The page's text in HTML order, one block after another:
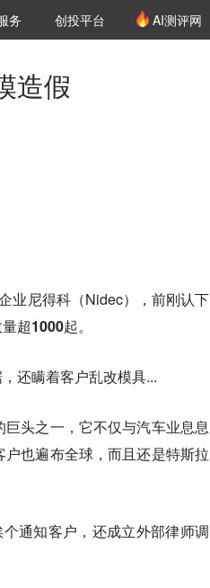
堂务 创投平台 AI测评网
造假
业尼得科（Nidec），前刚认下
超1000起。
还瞒着客户乱改模具...
头之一，它不仅与汽车业息息
也遍布全球，而且还是特斯拉
通知客户，还成立外部律师调